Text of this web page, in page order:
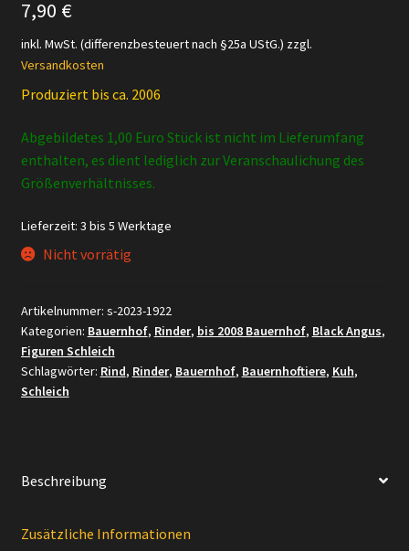
7,90 €
inkl. MwSt. (differenzbesteuert nach §25a UStG.) zzgl.
Versandkosten
Produziert bis ca. 2006
Abgebildetes 1,00 Euro Stück ist nicht im Lieferumfang
enthalten, es dient lediglich zur Veranschaulichung des
Größenverhältnisses.
Lieferzeit: 3 bis 5 Werktage
Nicht vorrätig
Artikelnummer: s-2023-1922
Kategorien: Bauernhof, Rinder, bis 2008 Bauernhof, Black Angus,
Figuren Schleich
Schlagwörter: Rind, Rinder, Bauernhof, Bauernhoftiere, Kuh,
Schleich
Beschreibung
Zusätzliche Informationen